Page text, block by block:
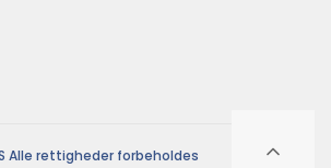
Alle rettigheder forbeholdes